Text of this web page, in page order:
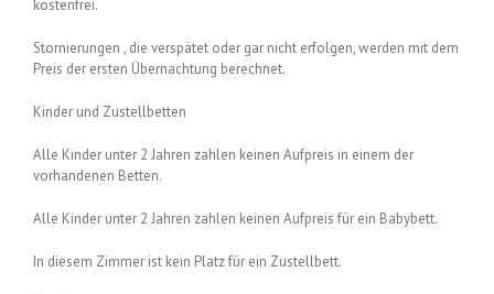
kostenfrei.
Stornierungen , die verspätet oder gar nicht erfolgen, werden mit dem
Preis der ersten Übernachtung berechnet.
Kinder und Zustellbetten
Alle Kinder unter 2 Jahren zahlen keinen Aufpreis in einem der
vorhandenen Betten.
Alle Kinder unter 2 Jahren zahlen keinen Aufpreis für ein Babybett.
In diesem Zimmer ist kein Platz für ein Zustellbett.